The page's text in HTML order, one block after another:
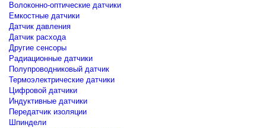
Волоконно-оптические датчики
Емкостные датчики
Датчик давления
Датчик расхода
Другие сенсоры
Радиационные датчики
Полупроводниковый датчик
Термоэлектрические датчики
Цифровой датчики
Индуктивные датчики
Передатчик изоляции
Шпиндели